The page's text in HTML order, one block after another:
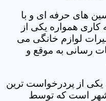
های حرفه ای و با
سال سابقه کاری همواره یکی از
لوازم خانگی می
رسانی به موقع و
از پردرخواست ترین
است که توسط